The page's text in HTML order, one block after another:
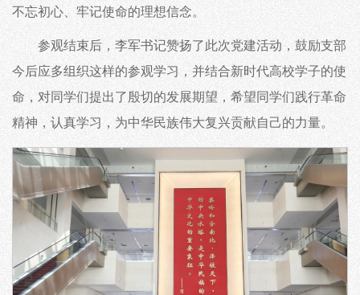
不忘初心、牢记使命的理想信念。
参观结束后，李军书记赞扬了此次党建活动，鼓励支部
今后应多组织这样的参观学习，并结合新时代高校学子的使
命，对同学们提出了殷切的发展期望，希望同学们践行革命
精神，认真学习，为中华民族伟大复兴贡献自己的力量。